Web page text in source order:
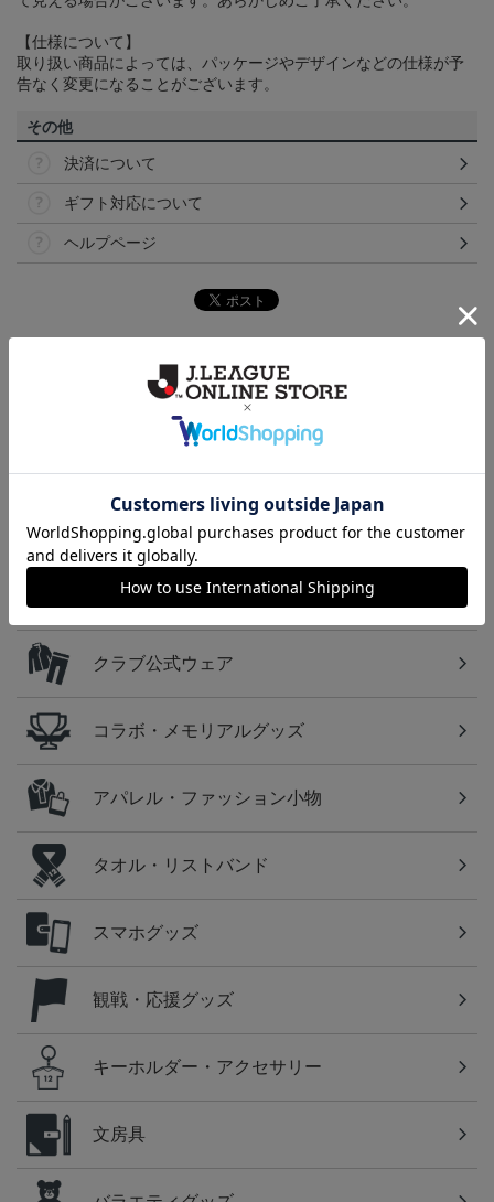
【仕様について】
取り扱い商品によっては、パッケージやデザインなどの仕様が予
告なく変更になることがございます。
その他
決済について
ギフト対応について
ヘルプページ
カマタマーレ讃岐のすべてのグッズをチェックした
カテゴリから探す
ユニフォーム
クラブ公式ウェア
コラボ・メモリアルグッズ
アパレル・ファッション小物
タオル・リストバンド
スマホグッズ
観戦・応援グッズ
キーホルダー・アクセサリー
文房具